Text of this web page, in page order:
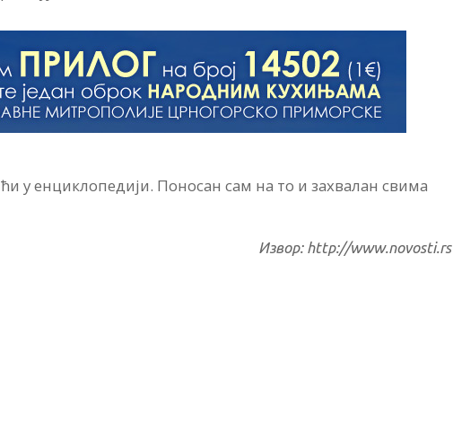
у енциклопедији. Поносан сам на то и захвалан свима
Извор: http://www.novosti.rs